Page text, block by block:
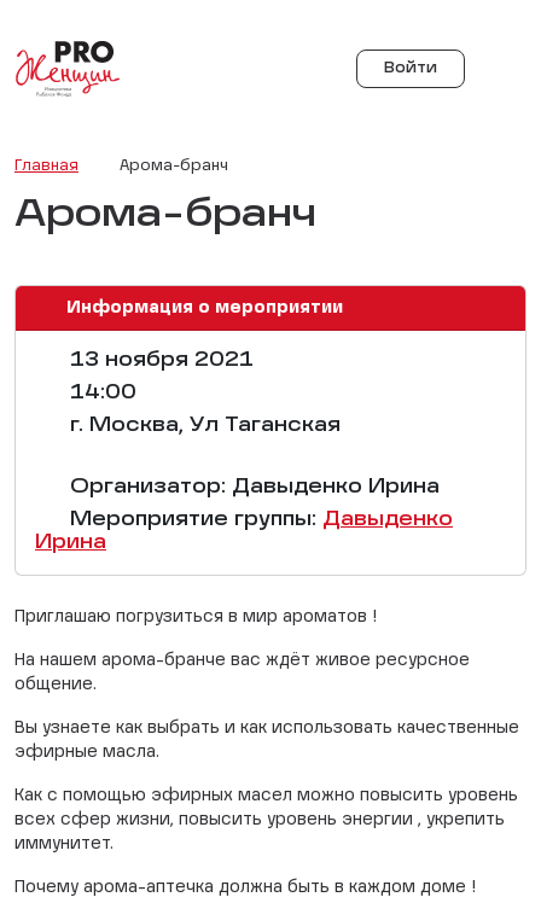
Войти
Главная Арома-бранч
Арома-бранч
Информация о мероприятии
13 ноября 2021
14:00
г. Москва, Ул Таганская
Организатор: Давыденко Ирина
Мероприятие группы: Давыденко
Ирина
Приглашаю погрузиться в мир ароматов !
На нашем арома-бранче вас ждёт живое ресурсное
общение.
Вы узнаете как выбрать и как использовать качественные
эфирные масла.
Как с помощью эфирных масел можно повысить уровень
всех сфер жизни, повысить уровень энергии , укрепить
иммунитет.
Почему арома-аптечка должна быть в каждом доме !